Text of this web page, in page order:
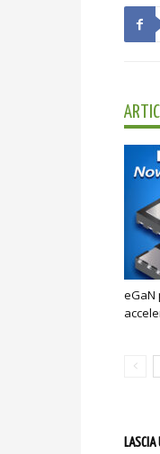
eGaN
LASCIA